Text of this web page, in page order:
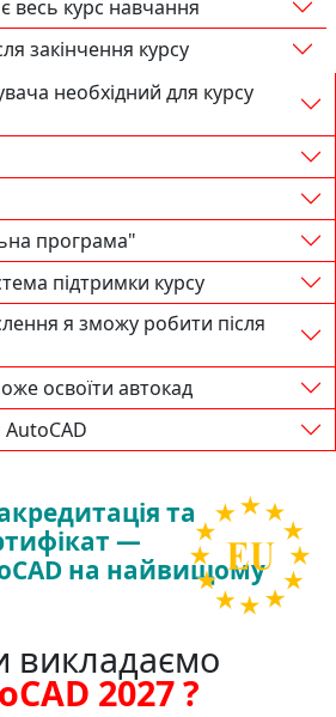
весь курс навчання
закінчення курсу
необхідний для курсу
програма"
підтримки курсу
я зможу робити після
освоїти автокад
AutoCAD
та
—
на найвищому
викладаємо
2027 ?